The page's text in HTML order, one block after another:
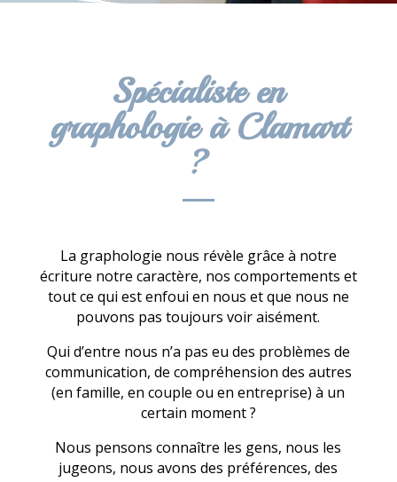
Spécialiste en
graphologie à Clamart
?
La graphologie nous révèle grâce à notre
écriture notre caractère, nos comportements et
tout ce qui est enfoui en nous et que nous ne
pouvons pas toujours voir aisément.
Qui d’entre nous n’a pas eu des problèmes de
communication, de compréhension des autres
(en famille, en couple ou en entreprise) à un
certain moment ?
Nous pensons connaître les gens, nous les
jugeons, nous avons des préférences, des